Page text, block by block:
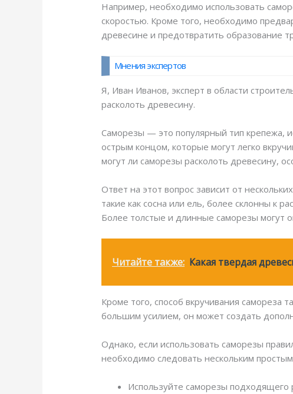
Например, необходимо использовать
скоростью. Кроме того, необходимо
древесине и предотвратить образование
Мнения экспертов
Я, Иван Иванов, эксперт в области
расколоть древесину.
Саморезы — это популярный тип крепежа,
острым концом, которые могут легко
могут ли саморезы расколоть древесину,
Ответ на этот вопрос зависит от
такие как сосна или ель, более склонны к
Более толстые и длинные саморезы могут
Читайте также: Какая твердая
Кроме того, способ вкручивания самореза
большим усилием, он может создать
Однако, если использовать саморезы
необходимо следовать нескольким
Используйте саморезы подходящего